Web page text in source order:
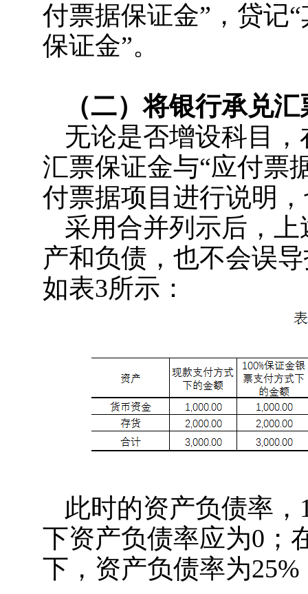
付票据保证金”，贷
保证金”。
（二）将银行承兑
无论是否增设科目
汇票保证金与“应付票
付票据项目进行说明
采用合并列示后，
产和负债，也不会误
如表3所示：
此时的资产负债率
下资产负债率应为0；
下，资产负债率为